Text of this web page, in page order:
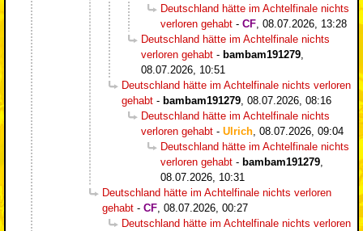
Deutschland hätte im Achtelfinale nichts
verloren gehabt - CF 08.07.2026, 13:28
Deutschland hätte im Achtelfinale nichts
verloren gehabt - bambam191279
08.07.2026, 10:51
Deutschland hätte im Achtelfinale nichts verloren
gehabt - bambam191279 08.07.2026, 08:16
Deutschland hätte im Achtelfinale nichts
verloren gehabt - Ulrich 08.07.2026, 09:04
Deutschland hätte im Achtelfinale nichts
verloren gehabt - bambam191279
08.07.2026, 10:31
Deutschland hätte im Achtelfinale nichts verloren
gehabt - CF 08.07.2026, 00:27
Deutschland hätte im Achtelfinale nichts verloren